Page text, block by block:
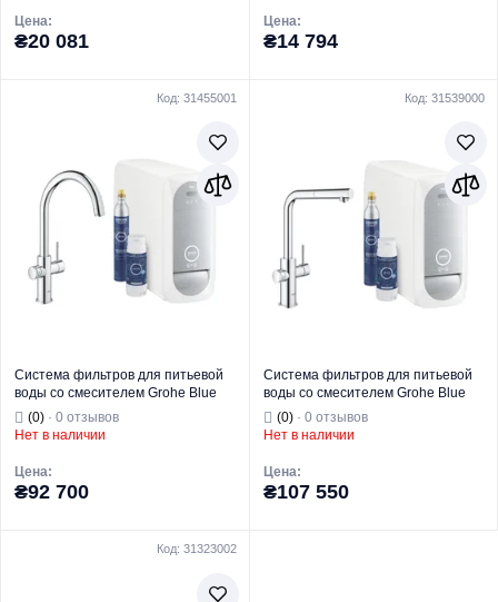
Цена:
₴20 081
Тип изделия
фильтров и
смесителей
Назначение
Для кухни
Цена:
₴14 794
Назначение
Для кухни
Код: 31455001
Система фильтров для питьевой
воды со смесителем Grohe Blue
Home Connected (31455001)
(0) · 0 отзывов
Нет в наличии
Цена:
₴92 700
Код: 31539000
Система фильтров для питьевой
воды со смесителем Grohe Blue
Home Connected (31539000)
(0)· 0 отзывов
Нет в наличии
Цена:
₴107 550
Код: 31323002